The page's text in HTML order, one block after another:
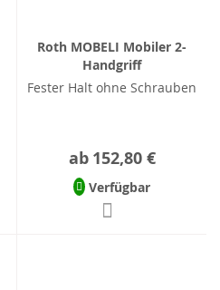
Roth MOBELI Mobiler 2-
Handgriff
Fester Halt ohne Schrauben
ab 152,80 €
Verfügbar